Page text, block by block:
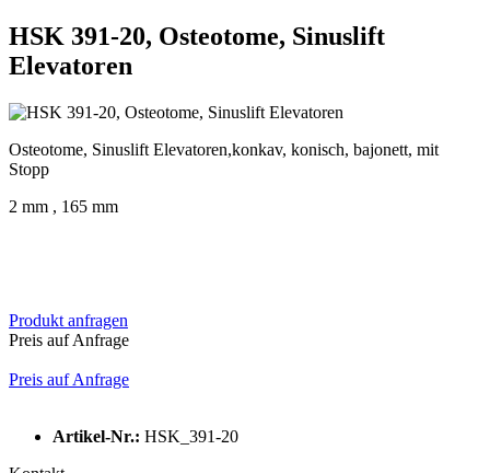
HSK 391-20, Osteotome, Sinuslift
Elevatoren
Osteotome, Sinuslift Elevatoren,konkav, konisch, bajonett, mit
Stopp
2 mm , 165 mm
Produkt anfragen
Preis auf Anfrage
Preis auf Anfrage
Artikel-Nr.: HSK_391-20